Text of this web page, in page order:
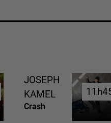
JOSEPH
KAMEL
Crash